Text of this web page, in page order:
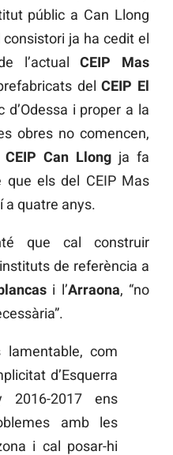
públic a Can Llong
ja ha cedit el
l’actualCEIP Mas
delCEIP El
d’Odessa i proper a la
obres no comencen,
CEIP Can Llongja fa
els del CEIP Mas
a quatre anys.
que cal construir
de referència a
i l’Arraona, “no
lamentable, com
d’Esquerra
2016-2017 ens
amb les
i cal posar-hi